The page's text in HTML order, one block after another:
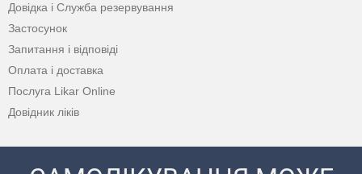
Довідка і Служба резервування
Застосунок
Запитання і відповіді
Оплата і доставка
Послуга Likar Online
Довідник ліків